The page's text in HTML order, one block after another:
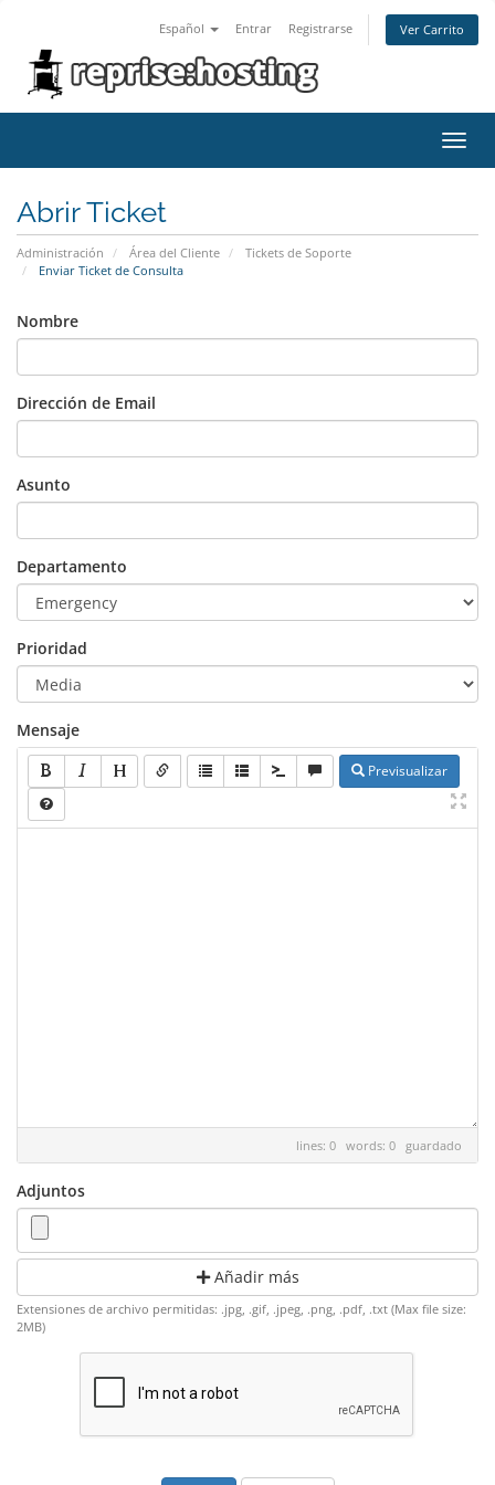
Español Entrar Registrarse Ver Carrito
Abrir Ticket
Administración Área del Cliente
Tickets de Soporte
Enviar Ticket de Consulta
Nombre
Dirección de Email
Asunto
Departamento
Prioridad
Mensaje
Previsualizar
lines: 0 words: 0 guardado
Adjuntos
Añadir más
Extensiones de archivo permitidas: .jpg, .gif, .jpeg, .png, .pdf, .txt (Max file size:
2MB)